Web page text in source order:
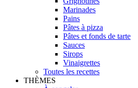
Marinades
Pains
Pâtes à pizza
Pâtes et fonds de tarte
Sauces
Sirops
Vinaigrettes
Toutes les recettes
THÈMES